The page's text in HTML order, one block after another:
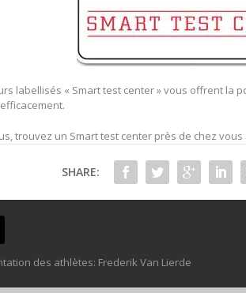
labellisés « Smart test center » vous offrent la
trouvez un Smart test center près de chez vous :
SHARE:
des athlètes: Frederik Van Lierde